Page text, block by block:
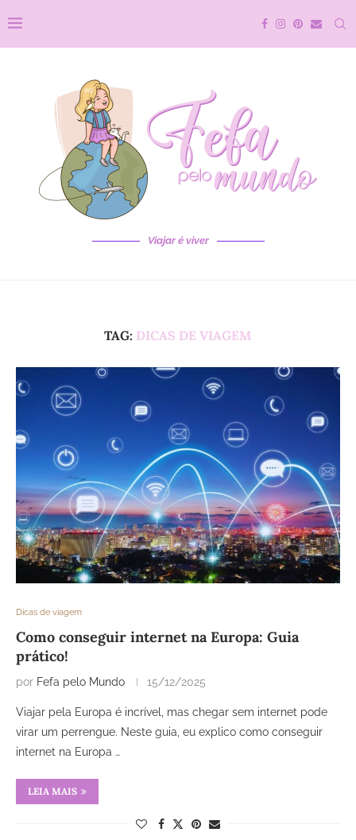
Viajar é viver
TAG: DICAS DE VIAGEM
Dicas de viagem
Como conseguir internet na Europa: Guia
prático!
por Fefa pelo Mundo 15/12/2025
Viajar pela Europa é incrível, mas chegar sem internet pode
virar um perrengue. Neste guia, eu explico como conseguir
internet na Europa …
LEIA MAIS